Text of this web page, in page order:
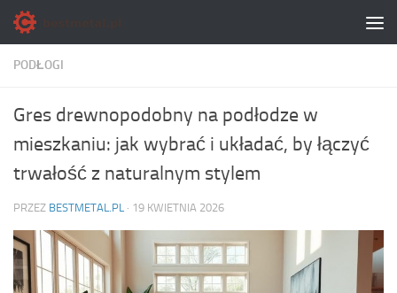
Skip to content
PODŁOGI
Gres drewnopodobny na podłodze w
mieszkaniu: jak wybrać i układać, by łączyć
trwałość z naturalnym stylem
PRZEZ BESTMETAL.PL · 19 KWIETNIA 2026